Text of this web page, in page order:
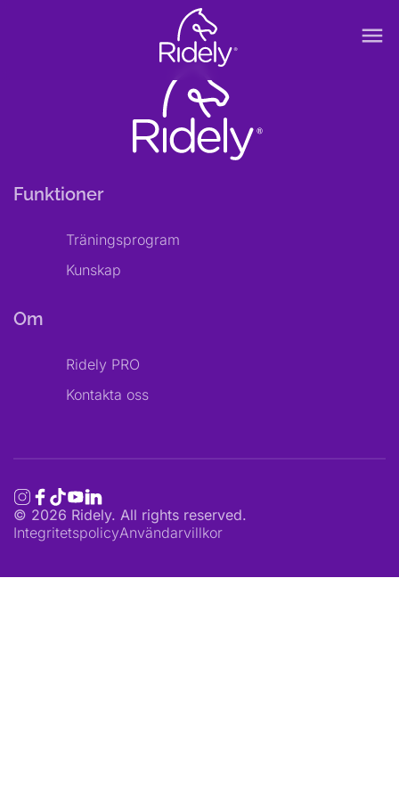
menu
Funktioner
Träningsprogram
Kunskap
Om
Ridely PRO
Kontakta oss
© 2026 Ridely. All rights reserved.
IntegritetspolicyAnvändarvillkor